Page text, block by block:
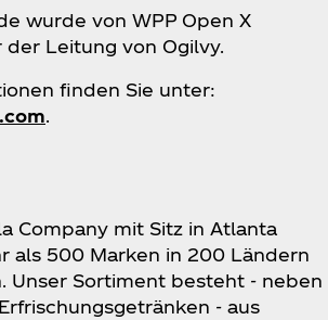
wurde von WPP Open X
Leitung von Ogilvy.
finden Sie unter:
Company mit Sitz in Atlanta
als 500 Marken in 200 Ländern
Unser Sortiment besteht - neben
- aus